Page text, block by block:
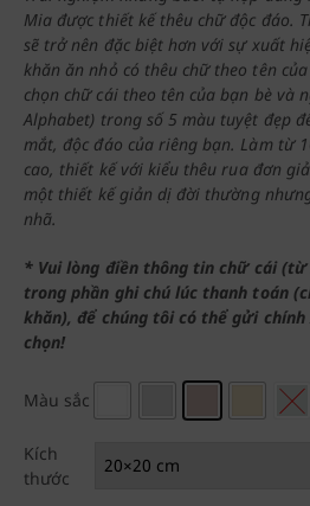
Mia được thiết kế thêu chữ độc đáo.
sẽ trở nên đặc biệt hơn với sự xuất
khăn ăn nhỏ có thêu chữ theo tên
chọn chữ cái theo tên của bạn bè và
Alphabet) trong số 5 màu tuyệt đẹp
mắt, độc đáo của riêng bạn. Làm từ
cao, thiết kế với kiểu thêu rua đơn
một thiết kế giản dị đời thường
nhã.
* Vui lòng điền thông tin chữ cái (từ
trong phần ghi chú lúc thanh toán
khăn), để chúng tôi có thể gửi
chọn!
Màu sắc
Kích
thước